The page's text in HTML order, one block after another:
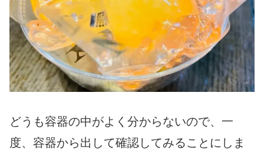
どうも容器の中がよく分からないので、一
度、容器から出して確認してみることにしま